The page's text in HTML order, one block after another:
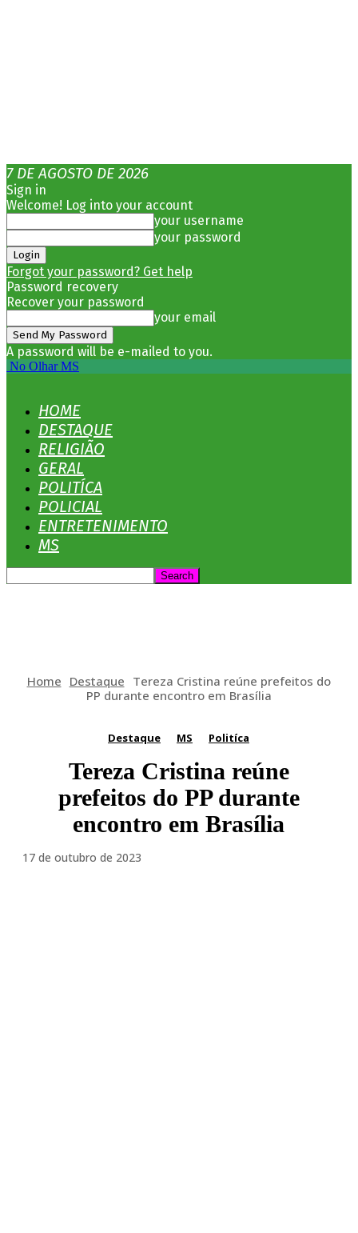
7 DE AGOSTO DE 2026
Sign in
Welcome! Log into your account
your username
your password
Forgot your password? Get help
Password recovery
Recover your password
your email
A password will be e-mailed to you.
No Olhar MS
HOME
DESTAQUE
RELIGIÃO
GERAL
POLITÍCA
POLICIAL
ENTRETENIMENTO
MS
Home Destaque Tereza Cristina reúne prefeitos do
PP durante encontro em Brasília
Destaque MS Politíca
Tereza Cristina reúne
prefeitos do PP durante
encontro em Brasília
17 de outubro de 2023